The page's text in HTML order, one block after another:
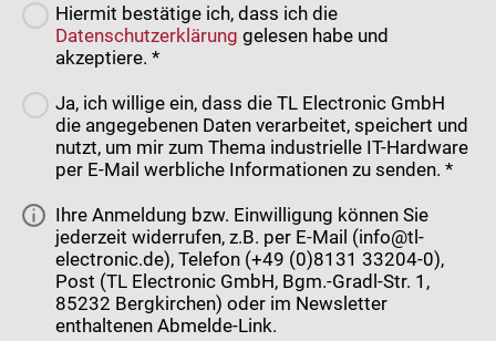
Hiermit bestätige ich, dass ich die
Datenschutzerklärung gelesen habe und
akzeptiere. *
Ja, ich willige ein, dass die TL Electronic GmbH
die angegebenen Daten verarbeitet, speichert und
nutzt, um mir zum Thema industrielle IT-Hardware
per E-Mail werbliche Informationen zu senden. *
Ihre Anmeldung bzw. Einwilligung können Sie
jederzeit widerrufen, z.B. per E-Mail (info@tl-
electronic.de), Telefon (+49 (0)8131 33204-0),
Post (TL Electronic GmbH, Bgm.-Gradl-Str. 1,
85232 Bergkirchen) oder im Newsletter
enthaltenen Abmelde-Link.